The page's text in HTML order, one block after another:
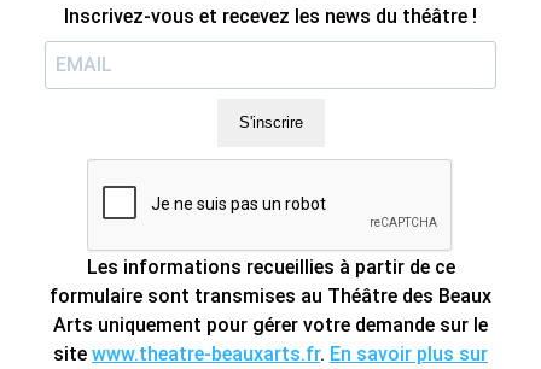
Inscrivez-vous et recevez les news du théâtre !
S'inscrire
Les informations recueillies à partir de ce
formulaire sont transmises au Théâtre des Beaux
Arts uniquement pour gérer votre demande sur le
site www.theatre-beauxarts.fr. En savoir plus sur